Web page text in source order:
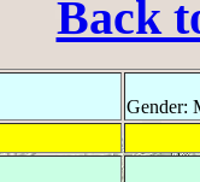
Back
Gender: